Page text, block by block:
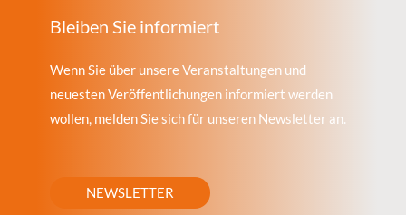
Bleiben Sie informiert
Wenn Sie über unsere Veranstaltungen und
neuesten Veröffentlichungen informiert werden
wollen, melden Sie sich für unseren Newsletter an.
NEWSLETTER